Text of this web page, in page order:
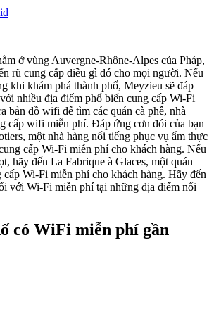
ở vùng Auvergne-Rhône-Alpes của Pháp,
rũ cung cấp điều gì đó cho mọi người. Nếu
khi khám phá thành phố, Meyzieu sẽ đáp
nhiều địa điểm phổ biến cung cấp Wi-Fi
bản đồ wifi để tìm các quán cà phê, nhà
cấp wifi miễn phí. Đáp ứng cơn đói của bạn
một nhà hàng nổi tiếng phục vụ ẩm thực
cấp Wi-Fi miễn phí cho khách hàng. Nếu
hãy đến La Fabrique à Glaces, một quán
Wi-Fi miễn phí cho khách hàng. Hãy đến
với Wi-Fi miễn phí tại những địa điểm nổi
có WiFi miễn phí gần